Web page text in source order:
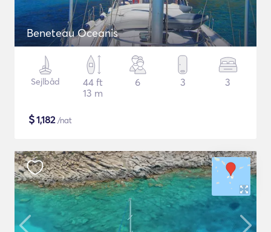
Beneteau Oceanis
Sejlbåd
44 ft
13 m
6 3 3
$1,182/nat